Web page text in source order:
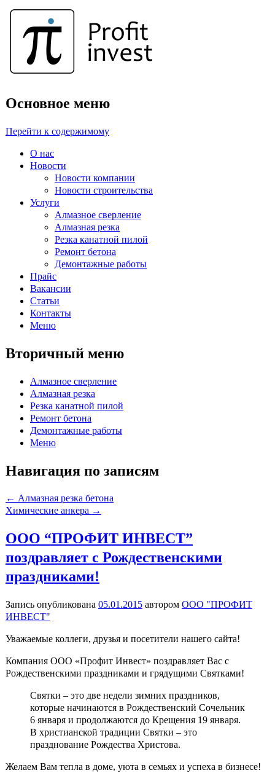
Основное меню
Перейти к содержимому
О нас
Новости
Новости компании
Новости строительства
Услуги
Алмазное сверление
Алмазная резка
Резка канатной пилой
Ремонт бетона
Демонтажные работы
Прайс
Вакансии
Статьи
Контакты
Меню
Вторичный меню
Алмазное сверление
Алмазная резка
Резка канатной пилой
Ремонт бетона
Демонтажные работы
Меню
Навигация по записям
← Алмазная резка бетона
Химические анкера →
ООО “ПРОФИТ ИНВЕСТ”
поздравляет с Рождественскими
праздниками!
Запись опубликована 05.01.2015 автором ООО "ПРОФИТ
ИНВЕСТ"
Уважаемые коллеги, друзья и посетители нашего сайта!
Компания ООО «Профит Инвест» поздравляет Вас с
Рождественскими праздниками и грядущими Святками!
Святки – это две недели зимних праздников,
которые начинаются в Рождественский Сочельник
6 января и продолжаются до Крещения 19 января.
В христианской традиции Святки – это
празднование Рождества Христова.
Желаем Вам тепла в доме, уюта в семьях и успеха в бизнесе!